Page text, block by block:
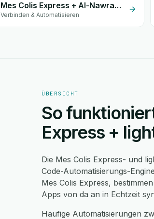
Mes Colis Express + Al-Nawras (Nawris)
Verbinden & Automatisieren
ÜBERSICHT
So
Express +
Die Mes Colis Express- und
Code-Automatisierungs-
Mes Colis Express,
Apps von da an in Echtzeit
Häufige Automatisierungen